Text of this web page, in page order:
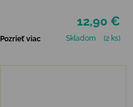
12,90 €
Pozrieť viac Skladom (2 ks)